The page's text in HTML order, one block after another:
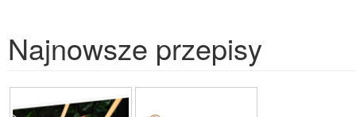
Najnowsze przepisy